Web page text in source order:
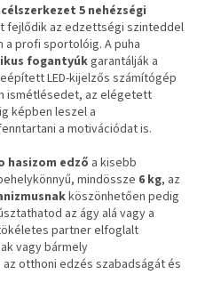
5 nehézségi
fejlődik az edzettségi szinteddel
profi sportolóig. A puha
fogantyúkgarantálják a
LED-kijelzős számítógép
ismétlésedet, az elégetett
képben leszel a
a motivációdat is.
hasizom edző a kisebb
mindössze 6 kg, az
köszönhetően pedig
az ágy alá vagy a
partner elfoglalt
vagy bármely
otthoni edzés szabadságát és